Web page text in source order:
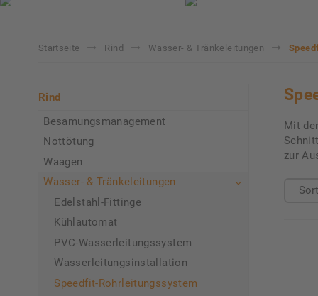
Sommeraktion Rind
Startseite Rind Wasser- & Tränkeleitungen
Rind
Besamungsmanagement
Nottötung
Waagen
Wasser- & Tränkeleitungen
Edelstahl-Fittinge
Kühlautomat
PVC-Wasserleitungssystem
Wasserleitungsinstallation
Speedfit-Rohrleitungssystem
Mit
zur